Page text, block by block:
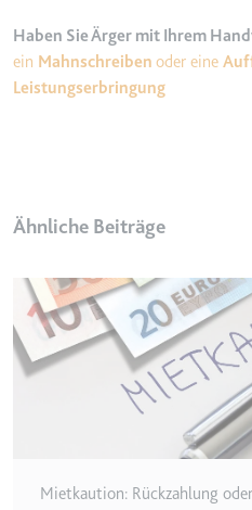
Anbieter:
youtube.com
Ablauf:
Beständig
Anbieter:
youtube.com
Zweck:
Wird
Interaktion
Haben Sie Ärger mit Ihrem
ein Mahnschreiben oder eine
Leistungserbringung
Ähnliche Beiträge
Mietkaution: Rückzahlung